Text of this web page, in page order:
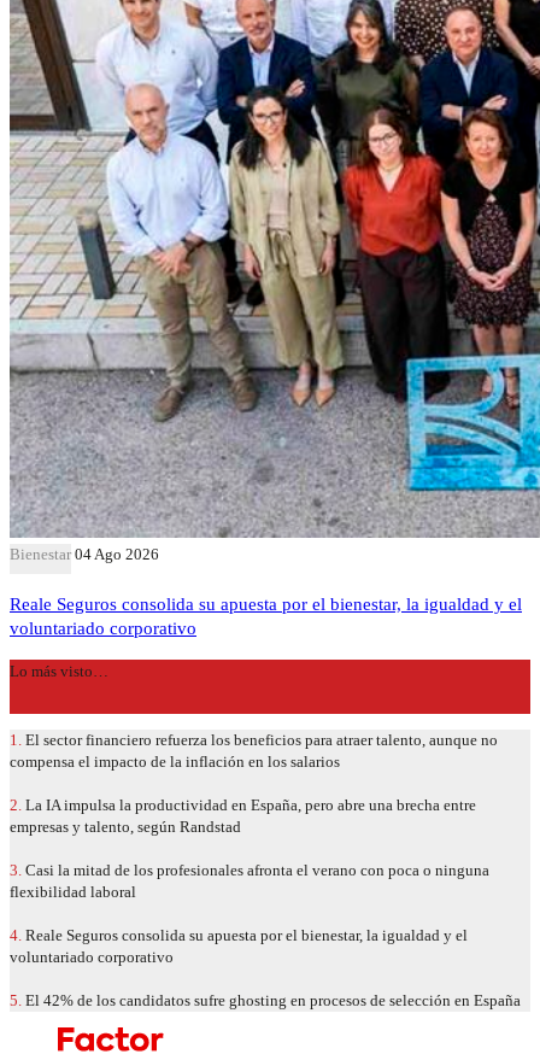
Bienestar 04 Ago 2026
Reale Seguros consolida su apuesta por el bienestar, la igualdad y el
voluntariado corporativo
Lo más visto…
1. El sector financiero refuerza los beneficios para atraer talento, aunque no
compensa el impacto de la inflación en los salarios
2. La IA impulsa la productividad en España, pero abre una brecha entre
empresas y talento, según Randstad
3. Casi la mitad de los profesionales afronta el verano con poca o ninguna
flexibilidad laboral
4. Reale Seguros consolida su apuesta por el bienestar, la igualdad y el
voluntariado corporativo
5. El 42% de los candidatos sufre ghosting en procesos de selección en España